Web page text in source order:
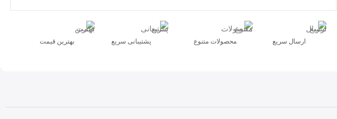
ارسال سریع محصولات متنوع پشتیبانی سریع بهترین قیمت